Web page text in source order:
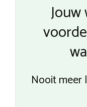
Nooit meer